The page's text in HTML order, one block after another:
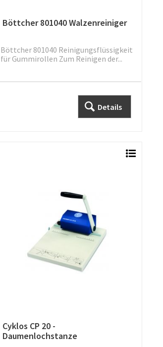
Böttcher 801040 Walzenreiniger
Böttcher 801040 Reinigungsflüssigkeit
für Gummirollen Zum Reinigen der...
Details
Cyklos CP 20 -
Daumenlochstanze